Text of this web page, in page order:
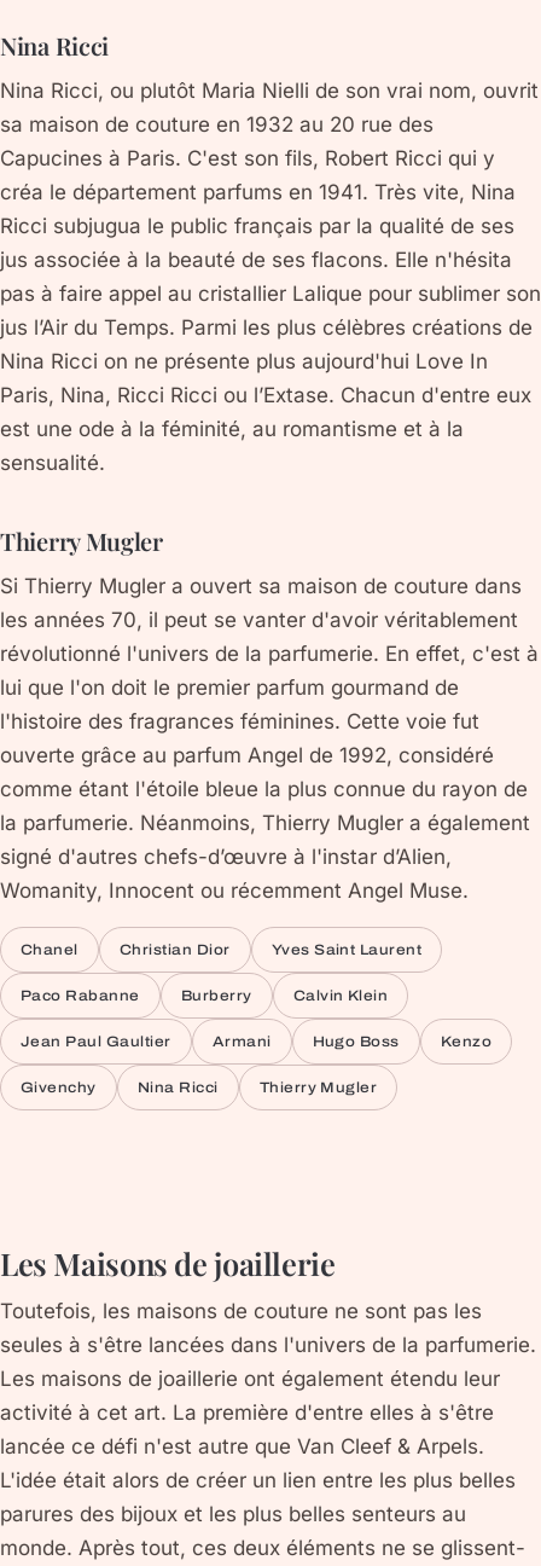
Nina Ricci
Nina Ricci, ou plutôt Maria Nielli de son vrai nom, ouvrit
sa maison de couture en 1932 au 20 rue des
Capucines à Paris. C'est son fils, Robert Ricci qui y
créa le département parfums en 1941. Très vite, Nina
Ricci subjugua le public français par la qualité de ses
jus associée à la beauté de ses flacons. Elle n'hésita
pas à faire appel au cristallier Lalique pour sublimer son
jus l’Air du Temps. Parmi les plus célèbres créations de
Nina Ricci on ne présente plus aujourd'hui Love In
Paris, Nina, Ricci Ricci ou l’Extase. Chacun d'entre eux
est une ode à la féminité, au romantisme et à la
sensualité.
Thierry Mugler
Si Thierry Mugler a ouvert sa maison de couture dans
les années 70, il peut se vanter d'avoir véritablement
révolutionné l'univers de la parfumerie. En effet, c'est à
lui que l'on doit le premier parfum gourmand de
l'histoire des fragrances féminines. Cette voie fut
ouverte grâce au parfum Angel de 1992, considéré
comme étant l'étoile bleue la plus connue du rayon de
la parfumerie. Néanmoins, Thierry Mugler a également
signé d'autres chefs-d’œuvre à l'instar d’Alien,
Womanity, Innocent ou récemment Angel Muse.
Chanel Christian Dior Yves Saint Laurent
Paco Rabanne Burberry Calvin Klein
Jean Paul Gaultier Armani Hugo Boss Kenzo
Givenchy Nina Ricci Thierry Mugler
Les Maisons de joaillerie
Toutefois, les maisons de couture ne sont pas les
seules à s'être lancées dans l'univers de la parfumerie.
Les maisons de joaillerie ont également étendu leur
activité à cet art. La première d'entre elles à s'être
lancée ce défi n'est autre que Van Cleef & Arpels.
L'idée était alors de créer un lien entre les plus belles
parures des bijoux et les plus belles senteurs au
monde. Après tout, ces deux éléments ne se glissent-